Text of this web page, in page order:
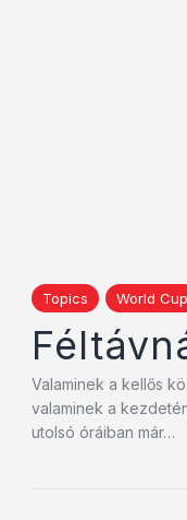
Topics World Cup
Valaminek a kellős
valaminek a
utolsó óráiban már…